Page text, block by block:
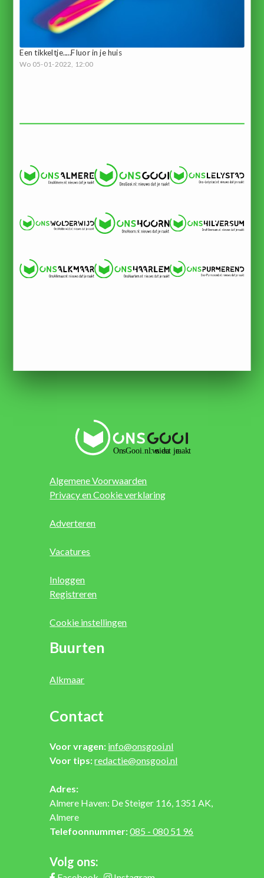
Een tikkeltje.....Fluor in je huis
Wo 05-01-2022, 12:00
Algemene Voorwaarden
Privacy en Cookie verklaring
Adverteren
Vacatures
Inloggen
Registreren
Cookie instellingen
Buurten
Alkmaar
Contact
Voor vragen: info@onsgooi.nl
Voor tips:redactie@onsgooi.nl
Adres:
Almere Haven: De Steiger 116, 1351 AK,
Almere
Telefoonnummer:085 - 080 51 96
Volg ons: